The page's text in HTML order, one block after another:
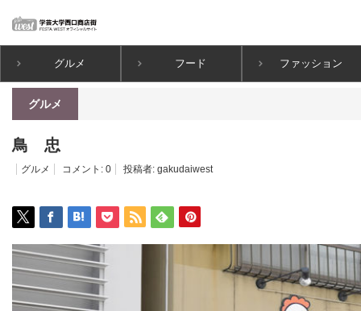
グルメ フード ファッション
ホーム グルメ
グルメ
鳥 忠
グルメ コメント: 0 投稿者: gakudaiwest